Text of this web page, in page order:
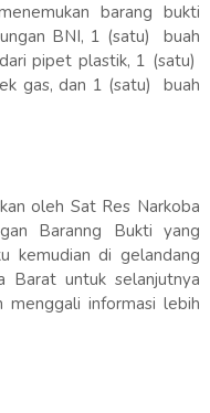
barang bukti
BNI, 1 (satu) buah
pipet plastik, 1 (satu)
gas, dan 1 (satu) buah
oleh Sat Res Narkoba
Baranng Bukti yang
kemudian di gelandang
Barat untuk selanjutnya
menggali informasi lebih